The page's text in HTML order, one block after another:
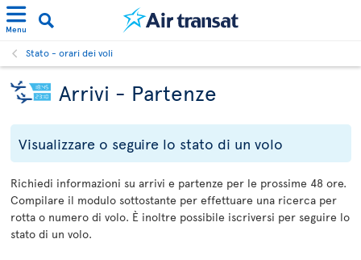
Menu
Stato - orari dei voli
Arrivi - Partenze
Visualizzare o seguire lo stato di un volo
Richiedi informazioni su arrivi e partenze per le prossime 48 ore.
Compilare il modulo sottostante per effettuare una ricerca per
rotta o numero di volo. È inoltre possibile iscriversi per seguire lo
stato di un volo.